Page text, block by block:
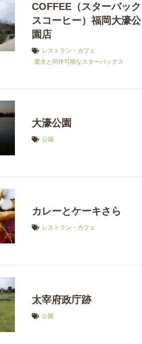
COFFEE（スターバック
スコーヒー）福岡大濠公
園店
レストラン・カフェ
愛犬と同伴可能なスターバックス
大濠公園
公園
カレーとケーキさら
レストラン・カフェ
太宰府政庁跡
公園